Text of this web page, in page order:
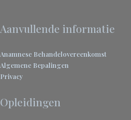
Aanvullende informatie
Anamnese Behandelovereenkomst
Algemene Bepalingen
Privacy
Opleidingen